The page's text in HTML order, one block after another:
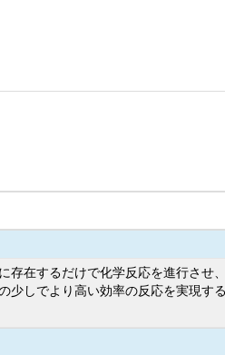
在するだけで化学反応を進行させ
しでより高い効率の反応を実現す